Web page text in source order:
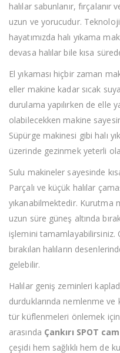
halılar sabunlanır, fırçalanır
uzun ve yorucudur.
hayatımızda halı yıkama
devasa halılar bile kısa
El yıkaması hiçbir zaman
eller makine kadar sıcak
durulama yapılırken de elle
olabilecekken makine
Süpürge makinesi gibi halı
üzerinde gezinmek yeterli
Sulu makineler sayesinde
Parçalı ve küçük halılar
yıkanabilmektedir. Kurutma
uzun süre güneş altında
işlemini tamamlayabilirsiniz.
bırakılan halıların
gelebilir.
Halılar geniş zeminleri
durduklarında nemlenme
tür küflenmeleri önlemek
arasında Çankırı SPOT
çeşidi hem sağlıklı hem de